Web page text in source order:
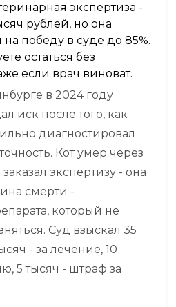
экспертиза -
рублей, но она
победу в суде до 85%.
остаться без
если врач виноват.
в 2024 году
иск после того, как
диагностировал
Кот умер через
экспертизу - она
смерти -
который не
Суд взыскал 35
- за лечение, 10
5 тысяч - штраф за